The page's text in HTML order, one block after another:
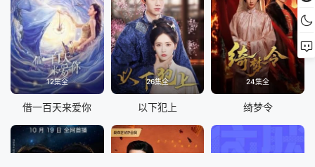
12集全
借一百天来爱你
26集全
以下犯上
24集全
绮梦令